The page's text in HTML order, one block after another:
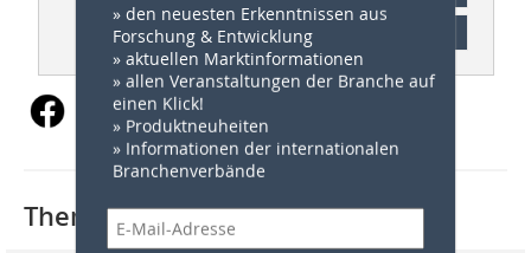
Inhaltsverzeichnis
» den neuesten Erkenntnissen aus
Forschung & Entwicklung
» aktuellen Marktinformationen
» allen Veranstaltungen der Branche auf
einen Klick!
» Produktneuheiten
» Informationen der internationalen
Branchenverbände
Thematisch passende Artikel: